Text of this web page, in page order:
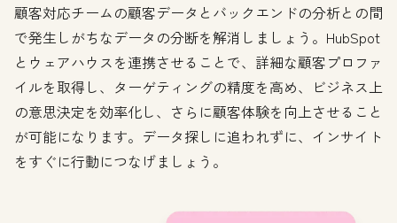
顧客対応チームの顧客データとバックエンドの分析との間
で発生しがちなデータの分断を解消しましょう。HubSpot
とウェアハウスを連携させることで、詳細な顧客プロファ
イルを取得し、ターゲティングの精度を高め、ビジネス上
の意思決定を効率化し、さらに顧客体験を向上させること
が可能になります。データ探しに追われずに、インサイト
をすぐに行動につなげましょう。